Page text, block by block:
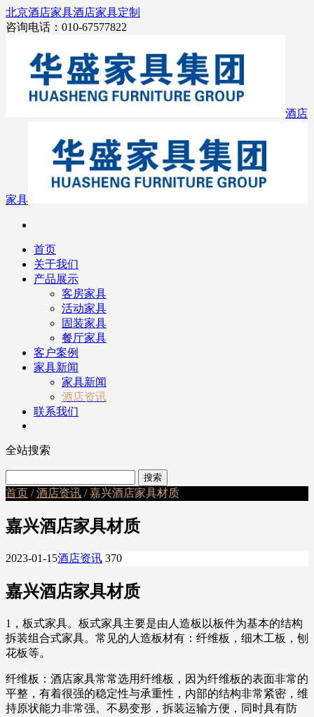
北京酒店家具酒店家具定制
咨询电话：010-67577822
酒店
家具
首页
关于我们
产品展示
客房家具
活动家具
固装家具
餐厅家具
客户案例
家具新闻
家具新闻
酒店资讯
联系我们
全站搜索
首页 /酒店资讯 / 嘉兴酒店家具材质
嘉兴酒店家具材质
2023-01-15酒店资讯 370
嘉兴酒店家具材质
1，板式家具。板式家具主要是由人造板以板件为基本的结构
拆装组合式家具。常见的人造板材有：纤维板，细木工板，刨
花板等。
纤维板：酒店家具常常选用纤维板，因为纤维板的表面非常的
平整，有着很强的稳定性与承重性，内部的结构非常紧密，维
持原状能力非常强。不易变形，拆装运输方便，同时具有防